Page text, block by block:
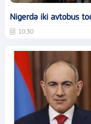
Nigerdə iki avtobus
10:30